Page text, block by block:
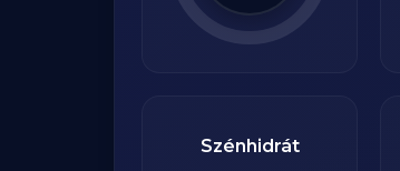
Szénhidrát